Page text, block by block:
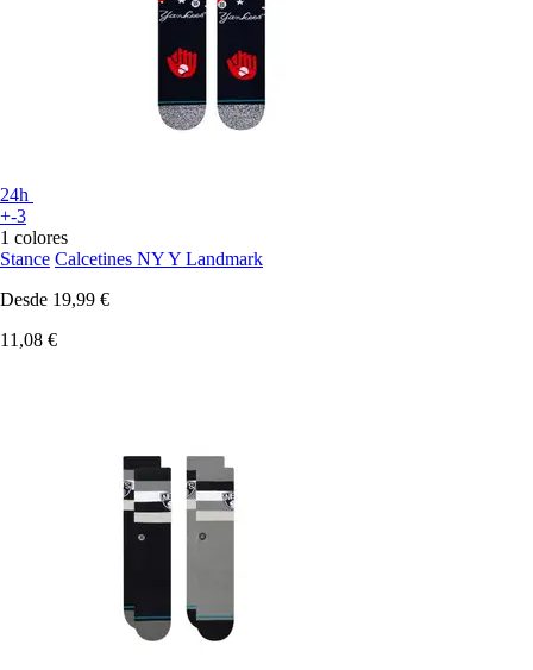
24h
+-3
1 colores
Stance Calcetines NY Y Landmark
Desde 19,99 €
11,08 €